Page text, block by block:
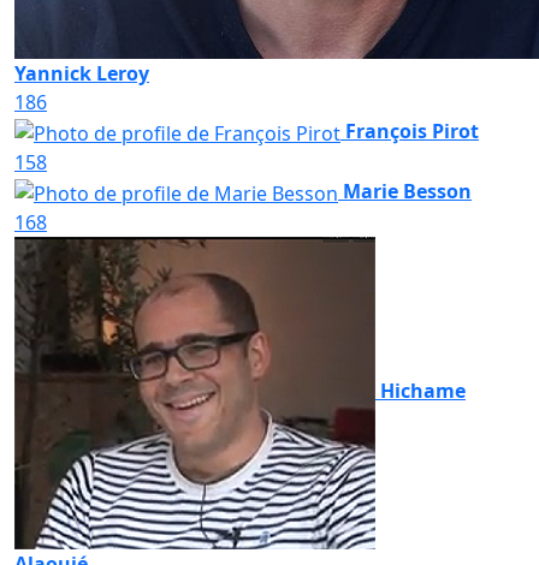
Yannick Leroy
186
François Pirot
158
Marie Besson
168
Hichame